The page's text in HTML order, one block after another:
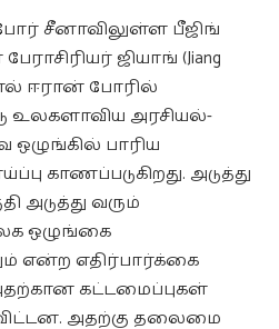
சீனாவிலுள்ள பீஜிங்
ஜியாங் (Jiang
போல் ஈரான் போரில்
உலகளாவிய அரசியல்-
பாரிய
காணப்படுகிறது. அடுத்து
அடுத்து வரும்
ஒழுங்கை
என்ற எதிர்பார்க்கை
அதற்கான கட்டமைப்புகள்
அதற்கு தலைமை